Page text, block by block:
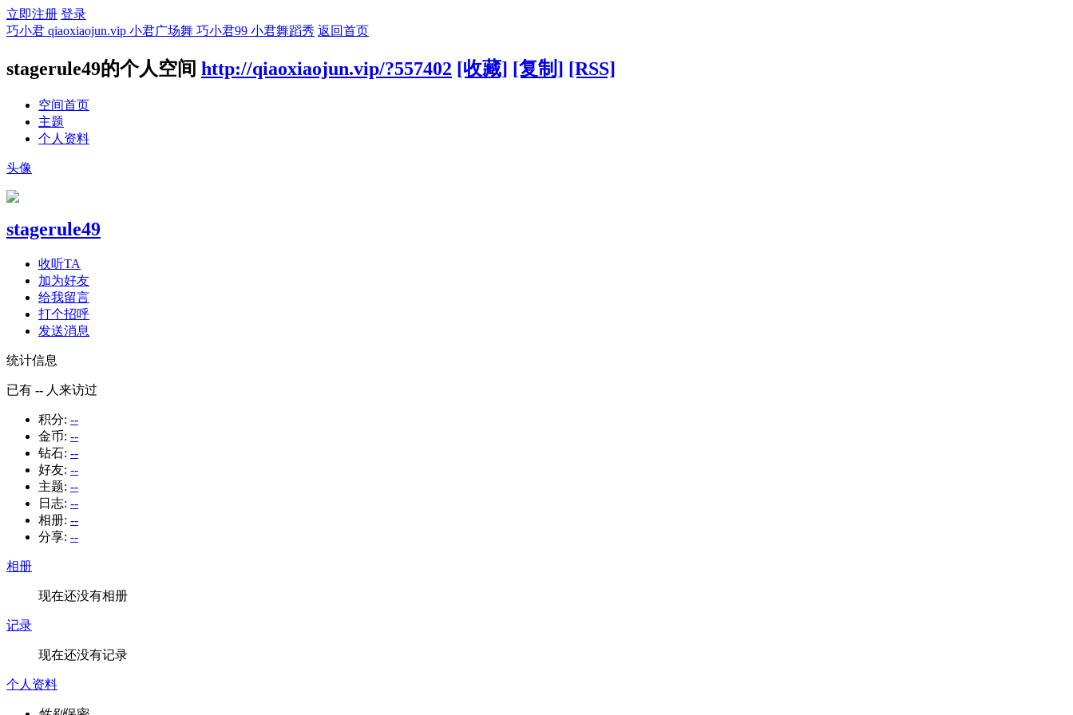
立即注册 登录
巧小君 qiaoxiaojun.vip 小君广场舞 巧小君99 小君舞蹈秀 返回首页
stagerule49的个人空间 http://qiaoxiaojun.vip/?557402 [收藏] [复制] [RSS]
空间首页
主题
个人资料
头像
stagerule49
收听TA
加为好友
给我留言
打个招呼
发送消息
统计信息
已有 -- 人来访过
积分: --
金币: --
钻石: --
好友: --
主题: --
日志: --
相册: --
分享: --
相册
现在还没有相册
记录
现在还没有记录
个人资料